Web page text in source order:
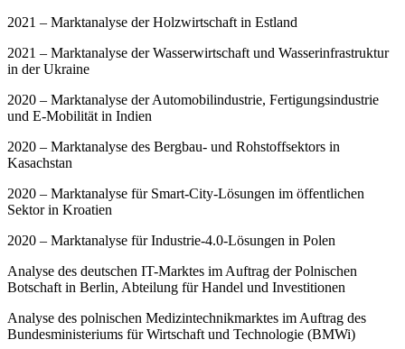
2021 – Marktanalyse der Holzwirtschaft in Estland
2021 – Marktanalyse der Wasserwirtschaft und Wasserinfrastruktur
in der Ukraine
2020 – Marktanalyse der Automobilindustrie, Fertigungsindustrie
und E-Mobilität in Indien
2020 – Marktanalyse des Bergbau- und Rohstoffsektors in
Kasachstan
2020 – Marktanalyse für Smart-City-Lösungen im öffentlichen
Sektor in Kroatien
2020 – Marktanalyse für Industrie-4.0-Lösungen in Polen
Analyse des deutschen IT-Marktes im Auftrag der Polnischen
Botschaft in Berlin, Abteilung für Handel und Investitionen
Analyse des polnischen Medizintechnikmarktes im Auftrag des
Bundesministeriums für Wirtschaft und Technologie (BMWi)